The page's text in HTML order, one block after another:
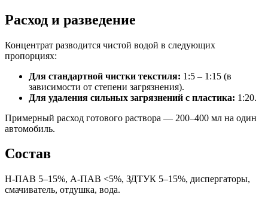
Расход и разведение
Концентрат разводится чистой водой в следующих
пропорциях:
Для стандартной чистки текстиля: 1:5 – 1:15 (в
зависимости от степени загрязнения).
Для удаления сильных загрязнений с пластика: 1:20.
Примерный расход готового раствора — 200–400 мл на один
автомобиль.
Состав
Н-ПАВ 5–15%, А-ПАВ <5%, ЗДТУК 5–15%, диспергаторы,
смачиватель, отдушка, вода.